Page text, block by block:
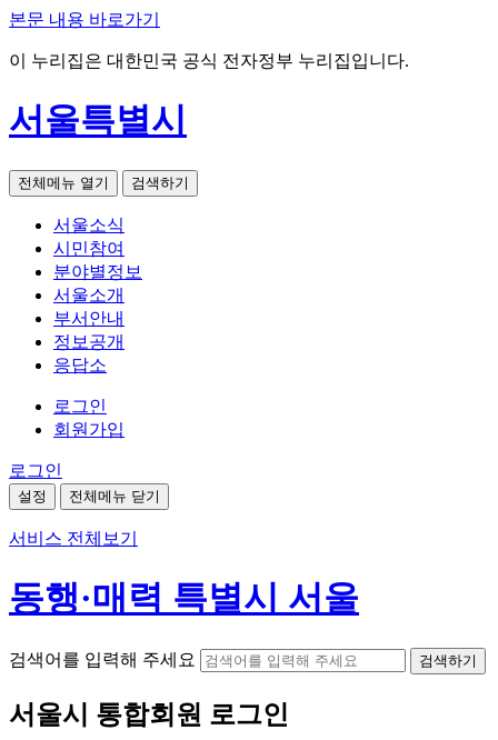
본문 내용 바로가기
이 누리집은 대한민국 공식 전자정부 누리집입니다.
서울특별시
전체메뉴 열기 검색하기
서울소식
시민참여
분야별정보
서울소개
부서안내
정보공개
응답소
로그인
회원가입
로그인
설정 전체메뉴 닫기
서비스 전체보기
동행·매력 특별시 서울
검색어를 입력해 주세요 검색하기
서울시 통합회원 로그인